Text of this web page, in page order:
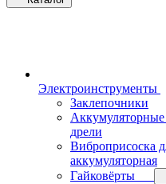
Электроинструменты
Заклепочники
дрели
Виброприсоска
аккумуляторная
Гайковёрты